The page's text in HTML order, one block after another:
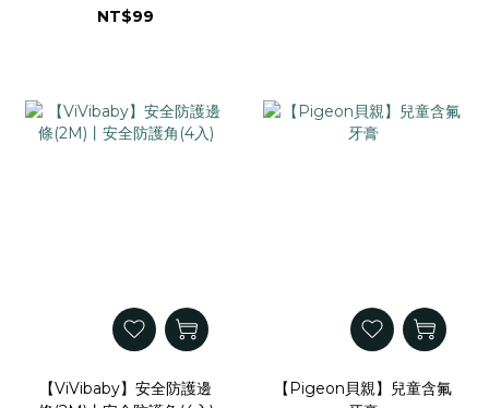
NT$99
【ViVibaby】安全防護邊
【Pigeon貝親】兒童含氟